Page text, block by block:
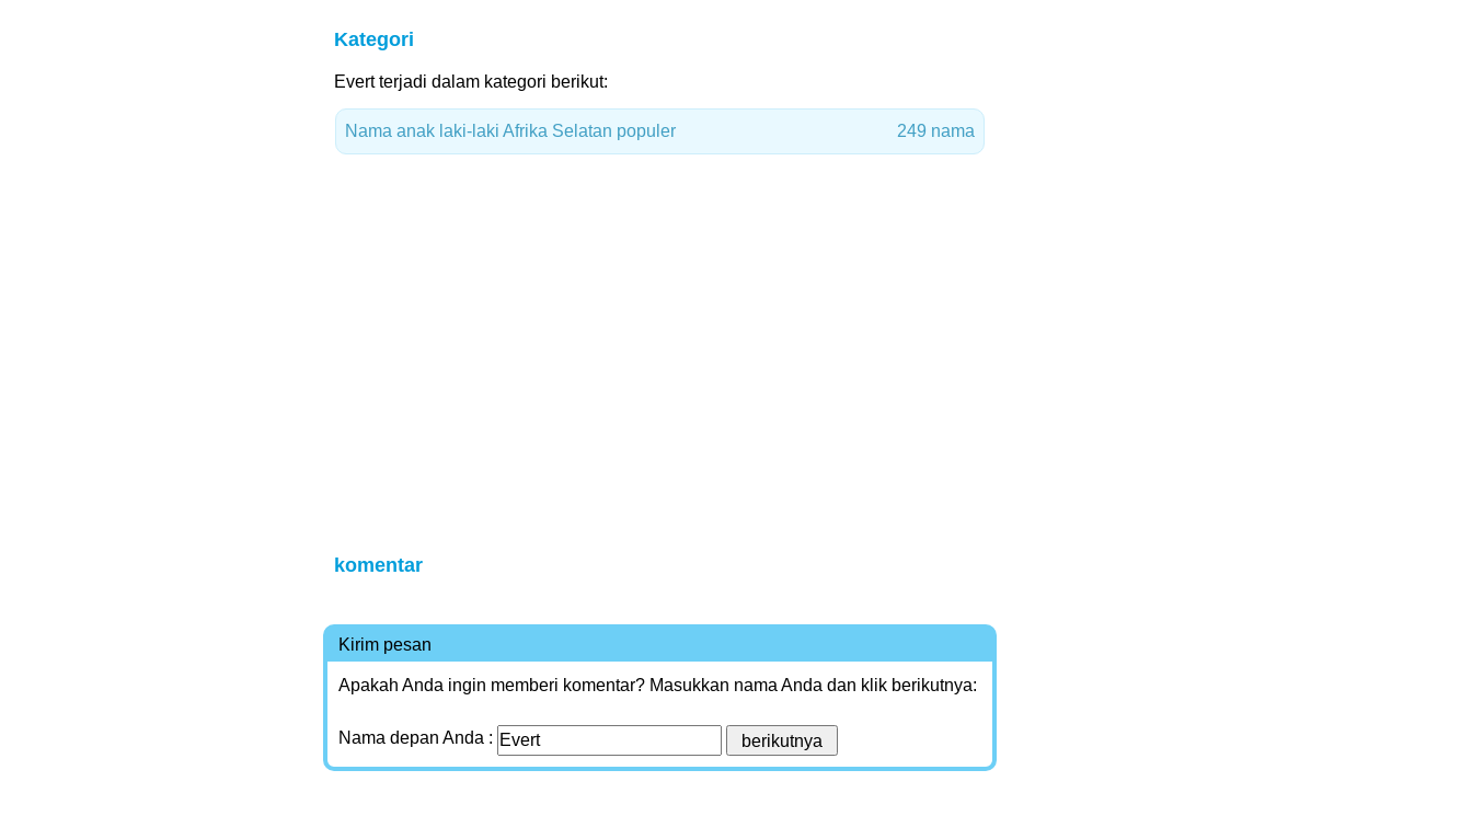
Kategori
Evert terjadi dalam kategori berikut:
Nama anak laki-laki Afrika Selatan populer 249 nama
komentar
Kirim pesan
Apakah Anda ingin memberi komentar? Masukkan nama Anda dan klik berikutnya:
Nama depan Anda :